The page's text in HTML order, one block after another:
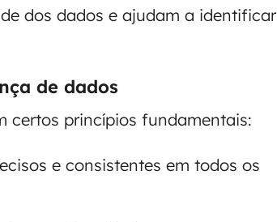
dos dados e ajudam a identificar
de dados
certos princípios fundamentais:
e consistentes em todos os